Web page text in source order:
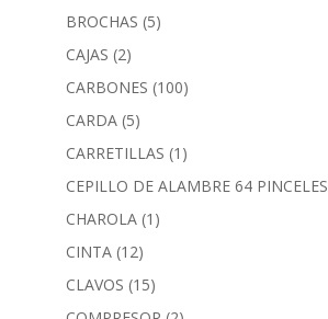
BROCHAS (5)
CAJAS (2)
CARBONES (100)
CARDA (5)
CARRETILLAS (1)
CEPILLO DE ALAMBRE 64 PINCELES
CHAROLA (1)
CINTA (12)
CLAVOS (15)